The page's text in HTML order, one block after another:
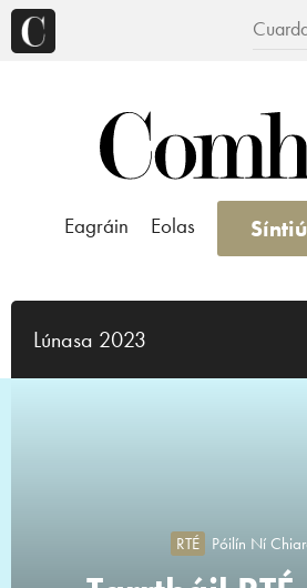
Eagráin Eolas
Lúnasa 2023
RTÉ Póilín Ní